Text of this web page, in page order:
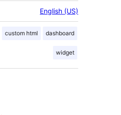
English (US)
custom html dashboard
widget